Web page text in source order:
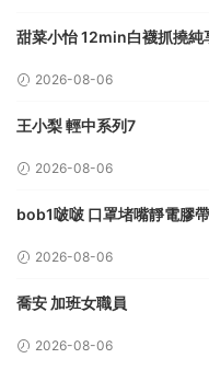
甜菜小怡 12min白襪抓撓純
2026-08-06
王小梨 輕中系列7
2026-08-06
bob1啵啵 口罩堵嘴靜電膠
2026-08-06
喬安 加班女職員
2026-08-06